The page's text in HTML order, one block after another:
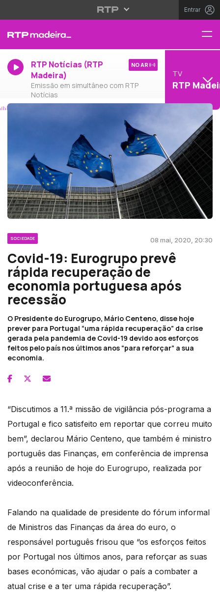
Entrar
RTP Notícias (RTP
Madeira)
Emissão em simultâneo com RTP
Notícias
NO AR
TV
RTP
SOCIEDADE 08 mai, 2020, 20:30
Covid-19: Eurogrupo prevê
rápida recuperação de
economia portuguesa após
recessão
O Presidente do Eurogrupo, Mário Centeno, disse hoje
prever para Portugal “uma rápida recuperação” da crise
gerada pela pandemia de Covid-19 devido aos esforços
feitos pelo país nos últimos anos “para reforçar” a sua
economia.
“Discutimos a 11.ª missão de vigilância pós-programa a
Portugal e fico satisfeito em reportar que correu muito
bem”, declarou Mário Centeno, que também é ministro
português das Finanças, em conferência de imprensa
após a reunião de hoje do Eurogrupo, realizada por
videoconferência.
Falando na qualidade de presidente do fórum informal
de Ministros das Finanças da área do euro, o
responsável português frisou que “os esforços feitos
por Portugal nos últimos anos, para reforçar as suas
bases económicas, vão ajudar o país a combater a
atual crise e a ter uma rápida recuperação”.